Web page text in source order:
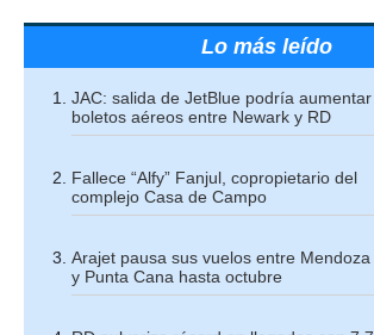
Lo más leído
JAC: salida de JetBlue podría aumentar
boletos aéreos entre Newark y RD
Fallece “Alfy” Fanjul, copropietario del
complejo Casa de Campo
Arajet pausa sus vuelos entre Mendoza
y Punta Cana hasta octubre